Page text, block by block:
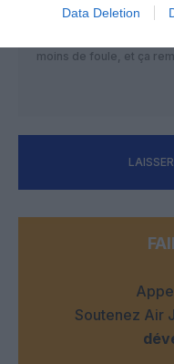
Data Deletion
Pataugas ou tongs et
moins de foule, et ça
Soutenez Air